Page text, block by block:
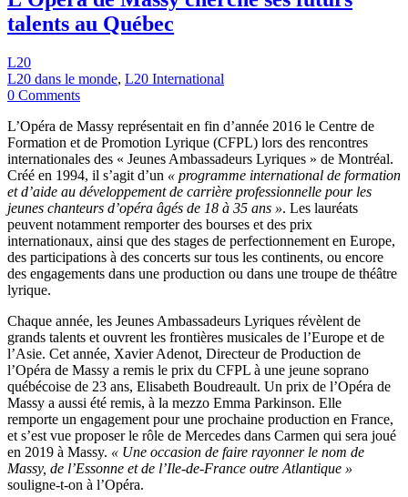
talents au Québec
L20
L20 dans le monde, L20 International
0 Comments
L’Opéra de Massy représentait en fin d’année 2016 le Centre de
Formation et de Promotion Lyrique (CFPL) lors des rencontres
internationales des « Jeunes Ambassadeurs Lyriques » de Montréal.
Créé en 1994, il s’agit d’un « programme international de formation
et d’aide au développement de carrière professionnelle pour les
jeunes chanteurs d’opéra âgés de 18 à 35 ans ». Les lauréats
peuvent notamment remporter des bourses et des prix
internationaux, ainsi que des stages de perfectionnement en Europe,
des participations à des concerts sur tous les continents, ou encore
des engagements dans une production ou dans une troupe de théâtre
lyrique.
Chaque année, les Jeunes Ambassadeurs Lyriques révèlent de
grands talents et ouvrent les frontières musicales de l’Europe et de
l’Asie. Cet année, Xavier Adenot, Directeur de Production de
l’Opéra de Massy a remis le prix du CFPL à une jeune soprano
québécoise de 23 ans, Elisabeth Boudreault. Un prix de l’Opéra de
Massy a aussi été remis, à la mezzo Emma Parkinson. Elle
remporte un engagement pour une prochaine production en France,
et s’est vue proposer le rôle de Mercedes dans Carmen qui sera joué
en 2019 à Massy. « Une occasion de faire rayonner le nom de
Massy, de l’Essonne et de l’Ile-de-France outre Atlantique »
souligne-t-on à l’Opéra.